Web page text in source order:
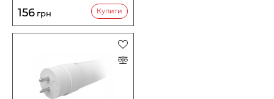
156 грн Купити
ЦОКОЛЬ
КОЛІРНА ТЕМПЕРАТУРА
ПОТУЖНІСТЬ ВТ